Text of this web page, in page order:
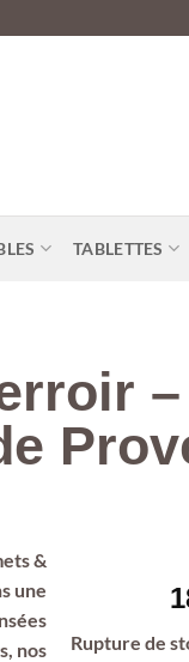
TABLETTES
&
une
nos
Rupture de